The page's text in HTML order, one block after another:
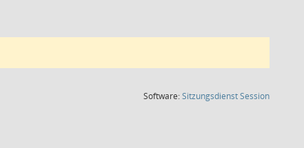
Software:SitzungsdienstSession(Wird in